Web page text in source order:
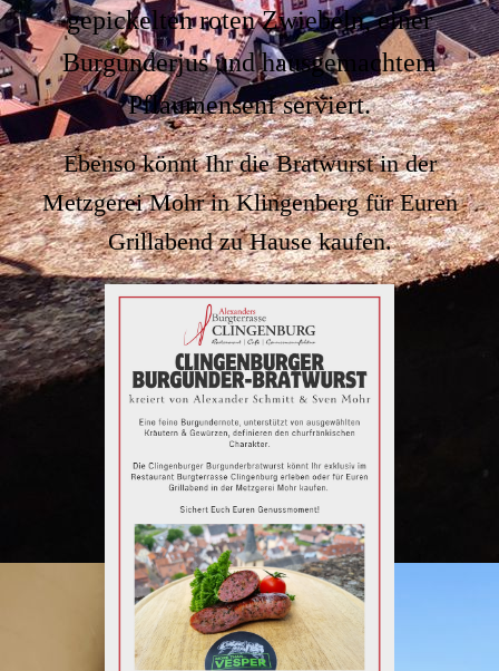
gepickelten roten Zwiebeln, einer
Burgunderjus und hausgemachtem
Pflaumensenf serviert.
Ebenso könnt Ihr die Bratwurst in der
Metzgerei Mohr in Klingenberg für Euren
Grillabend zu Hause kaufen.